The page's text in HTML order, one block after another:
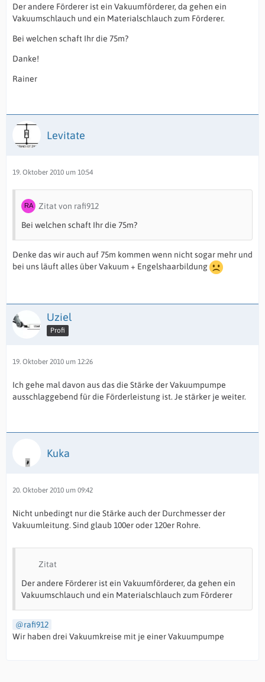
Der andere Förderer ist ein Vakuumförderer, da gehen ein
Vakuumschlauch und ein Materialschlauch zum Förderer.
Bei welchen schaft Ihr die 75m?
Danke!
Rainer
Levitate
19. Oktober 2010 um 10:54
Zitat von rafi912
Bei welchen schaft Ihr die 75m?
Denke das wir auch auf 75m kommen wenn nicht sogar mehr und
bei uns läuft alles über Vakuum + Engelshaarbildung
Uziel
Profi
19. Oktober 2010 um 12:26
Ich gehe mal davon aus das die Stärke der Vakuumpumpe
ausschlaggebend für die Förderleistung ist. Je stärker je weiter.
Kuka
20. Oktober 2010 um 09:42
Nicht unbedingt nur die Stärke auch der Durchmesser der
Vakuumleitung. Sind glaub 100er oder 120er Rohre.
Zitat
Der andere Förderer ist ein Vakuumförderer, da gehen ein
Vakuumschlauch und ein Materialschlauch zum Förderer
rafi912
Wir haben drei Vakuumkreise mit je einer Vakuumpumpe